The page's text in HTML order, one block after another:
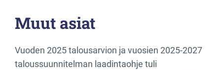
Muut asiat
Vuoden 2025 talousarvion ja vuosien 2025-2027
taloussuunnitelman laadintaohje tuli